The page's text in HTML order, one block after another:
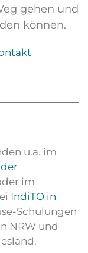
gehen und
können.
u.a. im
im
IndiTO in
Schulungen
NRW und